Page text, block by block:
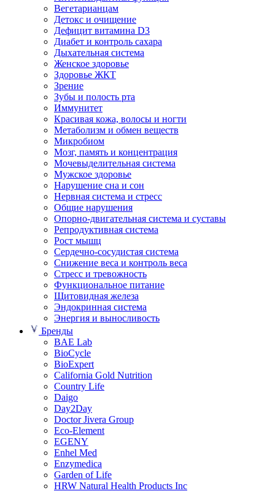
Вегетарианцам
Детокс и очищение
Дефицит витамина D3
Диабет и контроль сахара
Дыхательная система
Женское здоровье
Здоровье ЖКТ
Зрение
Зубы и полость рта
Иммунитет
Красивая кожа, волосы и ногти
Метаболизм и обмен веществ
Микробиом
Мозг, память и концентрация
Мочевыделительная система
Мужское здоровье
Нарушение сна и сон
Нервная система и стресс
Общие нарушения
Опорно-двигательная система и суставы
Репродуктивная система
Рост мышц
Сердечно-сосудистая система
Снижение веса и контроль веса
Стресс и тревожность
Функциональное питание
Щитовидная железа
Эндокринная система
Энергия и выносливость
Бренды
BAE Lab
BioCycle
BioExpert
California Gold Nutrition
Country Life
Daigo
Day2Day
Doctor Jivera Group
Eco-Element
EGENY
Enhel Med
Enzymedica
Garden of Life
HRW Natural Health Products Inc